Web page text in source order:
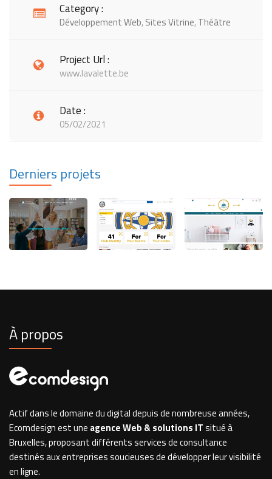
Category :
Développement Web,Sites Vitrine,Théâtre
Project Url :
www.lavalette.be
Date :
05/02/2021
Derniers projets
À propos
Actif dans le domaine du digital depuis de nombreuse années,
Ecomdesign est une agence Web & solutions ITsitué à
Bruxelles, proposant différents services de consultance
destinés aux entreprises soucieuses de développer leur visibilité
en ligne.